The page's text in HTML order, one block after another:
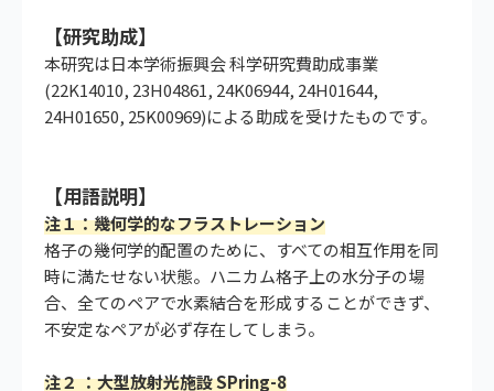
【研究助成】
本研究は日本学術振興会 科学研究費助成事業
(22K14010, 23H04861, 24K06944, 24H01644,
24H01650, 25K00969)による助成を受けたものです。
【用語説明】
注１：幾何学的なフラストレーション
格子の幾何学的配置のために、すべての相互作用を同
時に満たせない状態。ハニカム格子上の水分子の場
合、全てのペアで水素結合を形成することができず、
不安定なペアが必ず存在してしまう。
注２ ：大型放射光施設 SPring-8